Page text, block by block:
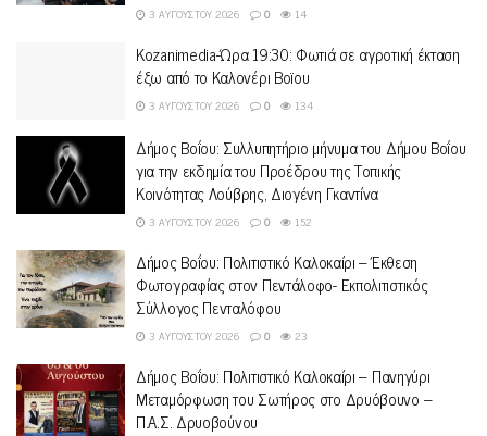
3 ΑΥΓΟΎΣΤΟΥ 2026 0 14
Kozanimedia-Ώρα 19:30: Φωτιά σε αγροτική έκταση
έξω από το Καλονέρι Βοϊου
3 ΑΥΓΟΎΣΤΟΥ 2026 0 134
Δήμος Βοΐου: Συλλυπητήριο μήνυμα του Δήμου Βοΐου
για την εκδημία του Προέδρου της Τοπικής
Κοινότητας Λούβρης, Διογένη Γκαντίνα
3 ΑΥΓΟΎΣΤΟΥ 2026 0 152
Δήμος Βοΐου: Πολιτιστικό Καλοκαίρι – Έκθεση
Φωτογραφίας στον Πεντάλοφο- Εκπολιτιστικός
Σύλλογος Πενταλόφου
3 ΑΥΓΟΎΣΤΟΥ 2026 0 23
Δήμος Βοΐου: Πολιτιστικό Καλοκαίρι – Πανηγύρι
Μεταμόρφωση του Σωτήρος στο Δρυόβουνο –
Π.Α.Σ. Δρυοβούνου